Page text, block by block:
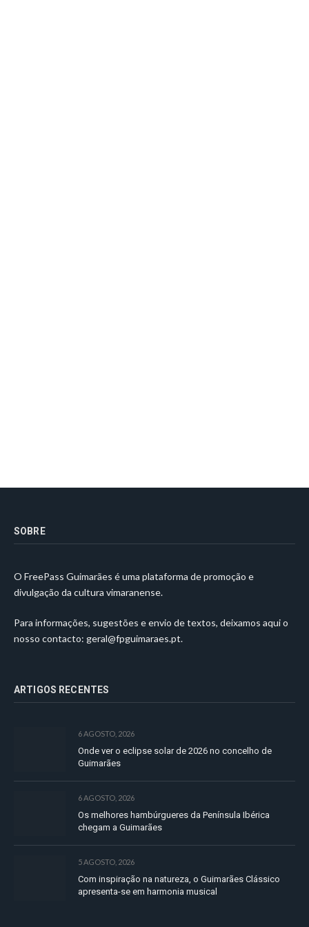
SOBRE
O FreePass Guimarães é uma plataforma de promoção e
divulgação da cultura vimaranense.
Para informações, sugestões e envio de textos, deixamos aqui o
nosso contacto: geral@fpguimaraes.pt.
ARTIGOS RECENTES
6 AGOSTO, 2026
Onde ver o eclipse solar de 2026 no concelho de
Guimarães
6 AGOSTO, 2026
Os melhores hambúrgueres da Península Ibérica
chegam a Guimarães
5 AGOSTO, 2026
Com inspiração na natureza, o Guimarães Clássico
apresenta-se em harmonia musical